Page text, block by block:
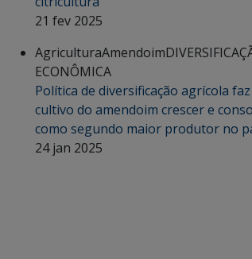
21 fev 2025
AgriculturaAmendoim
ECONÔMICA
Política de diversificação agrícola
cultivo do amendoim crescer e
como segundo maior produtor no
24 jan 2025